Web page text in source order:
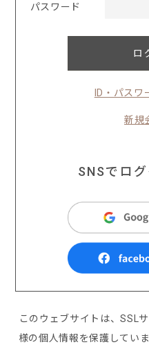
パスワード
ロ
ID・パス
新規
SNSでロ
このウェブサイトは、SSL
様の個人情報を保護してい